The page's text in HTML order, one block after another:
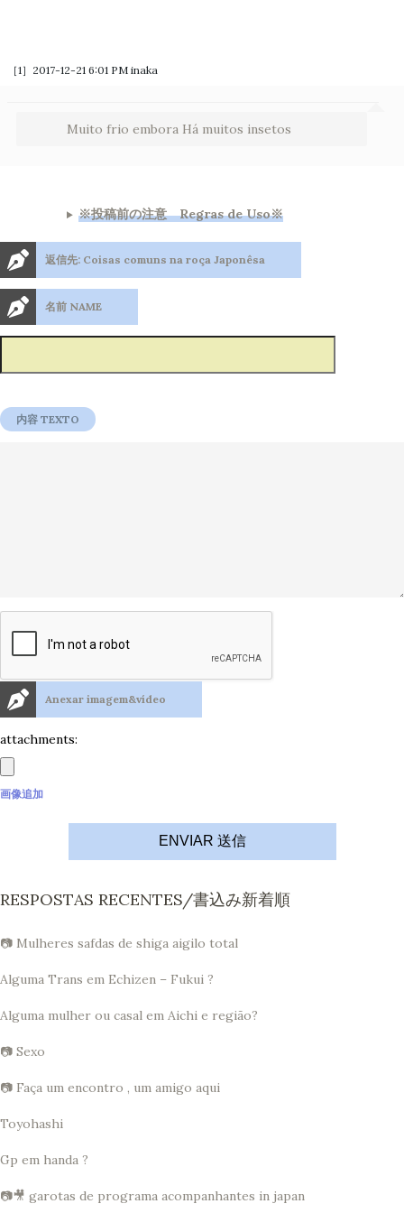
［1］2017-12-21 6:01 PM inaka
Muito frio embora Há muitos insetos
※投稿前の注意 Regras de Uso※
返信先: Coisas comuns na roça Japonêsa
名前 NAME
Anexar imagem&vídeo
attachments:
画像追加
ENVIAR 送信
RESPOSTAS RECENTES/書込み新着順
📷 Mulheres safdas de shiga aigilo total
Alguma Trans em Echizen – Fukui ?
Alguma mulher ou casal em Aichi e região?
📷 Sexo
📷 Faça um encontro , um amigo aqui
Toyohashi
Gp em handa ?
📷🎥 garotas de programa acompanhantes in japan